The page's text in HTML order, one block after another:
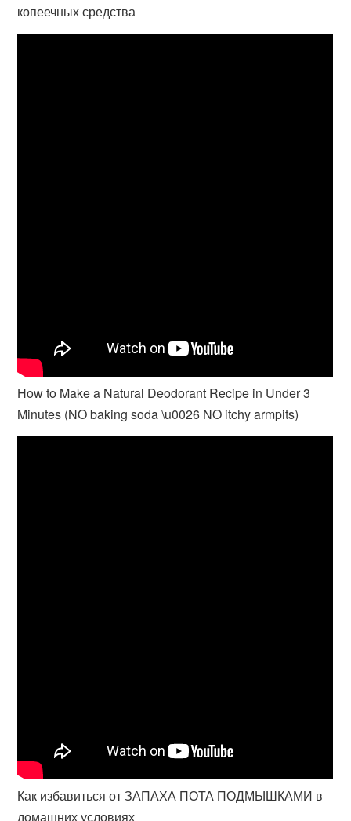
копеечных средства
How to Make a Natural Deodorant Recipe in Under 3
Minutes (NO baking soda \u0026 NO itchy armpits)
Как избавиться от ЗАПАХА ПОТА ПОДМЫШКАМИ в
домашних условиях